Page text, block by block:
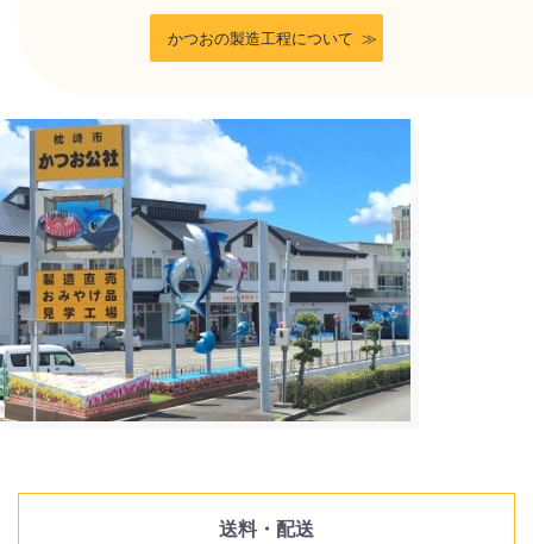
かつおの製造工程について
送料・配送